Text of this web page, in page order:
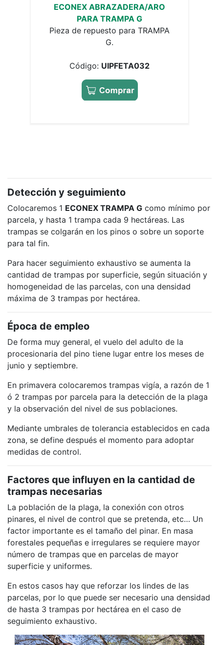
ECONEX ABRAZADERA/ARO
PARA TRAMPA G
Pieza de repuesto para TRAMPA
G.
Código: UIPFETA032
Detección y seguimiento
Colocaremos 1 ECONEX TRAMPA G como mínimo por
parcela, y hasta 1 trampa cada 9 hectáreas. Las
trampas se colgarán en los pinos o sobre un soporte
para tal fin.
Para hacer seguimiento exhaustivo se aumenta la
cantidad de trampas por superficie, según situación y
homogeneidad de las parcelas, con una densidad
máxima de 3 trampas por hectárea.
Época de empleo
De forma muy general, el vuelo del adulto de la
procesionaria del pino tiene lugar entre los meses de
junio y septiembre.
En primavera colocaremos trampas vigía, a razón de 1
ó 2 trampas por parcela para la detección de la plaga
y la observación del nivel de sus poblaciones.
Mediante umbrales de tolerancia establecidos en cada
zona, se define después el momento para adoptar
medidas de control.
Factores que influyen en la cantidad de
trampas necesarias
La población de la plaga, la conexión con otros
pinares, el nivel de control que se pretenda, etc… Un
factor importante es el tamaño del pinar. En masa
forestales pequeñas e irregulares se requiere mayor
número de trampas que en parcelas de mayor
superficie y uniformes.
En estos casos hay que reforzar los lindes de las
parcelas, por lo que puede ser necesario una densidad
de hasta 3 trampas por hectárea en el caso de
seguimiento exhaustivo.